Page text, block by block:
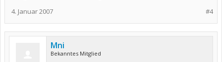
#4
4. Januar 2007
Mni
Bekanntes Mitglied